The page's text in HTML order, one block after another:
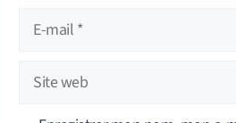
Site
web